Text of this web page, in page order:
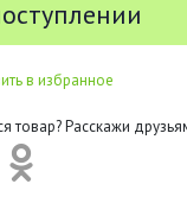
в избранное
товар? Расскажи